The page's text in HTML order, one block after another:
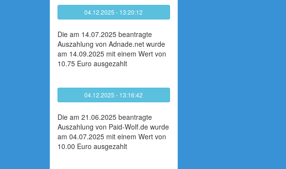
04.12.2025 - 13:20:12
Die am 14.07.2025 beantragte
Auszahlung von Adnade.net wurde
am 14.09.2025 mit einem Wert von
10.75 Euro ausgezahlt
04.12.2025 - 13:16:42
Die am 21.06.2025 beantragte
Auszahlung von Paid-Wolf.de wurde
am 04.07.2025 mit einem Wert von
10.00 Euro ausgezahlt